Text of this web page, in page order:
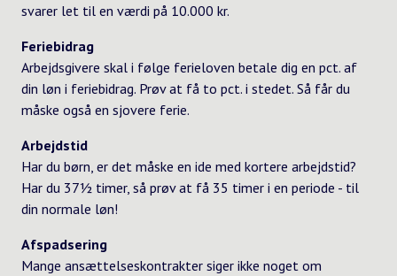
svarer let til en værdi på 10.000 kr.
Feriebidrag
Arbejdsgivere skal i følge ferieloven betale dig en pct. af
din løn i feriebidrag. Prøv at få to pct. i stedet. Så får du
måske også en sjovere ferie.
Arbejdstid
Har du børn, er det måske en ide med kortere arbejdstid?
Har du 37½ timer, så prøv at få 35 timer i en periode - til
din normale løn!
Afspadsering
Mange ansættelseskontrakter siger ikke noget om